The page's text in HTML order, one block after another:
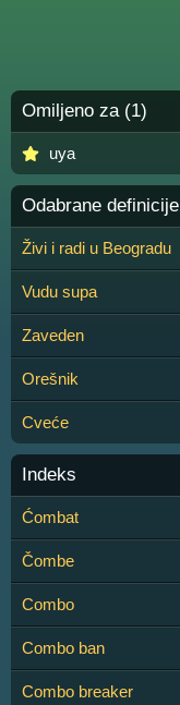
Omiljeno za (1)
uya
Odabrane definicije
Živi i radi u Beogradu
Vudu supa
Zaveden
Orešnik
Cveće
Indeks
Ćombat
Čombe
Combo
Combo ban
Combo breaker